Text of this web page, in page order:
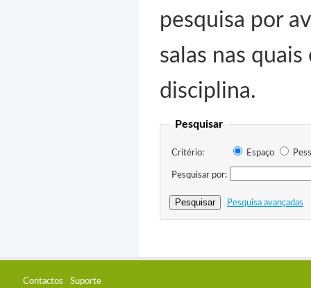
pesquisa por
salas nas
disciplina.
Pesquisar
Critério: Espaço
Pesquisar por:
Pesquisa avançadas
Contactos Suporte